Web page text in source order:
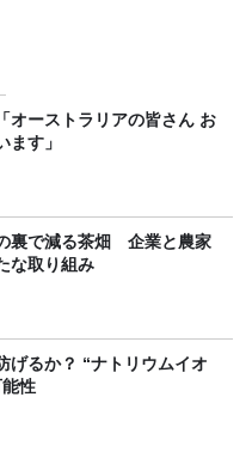
オーストラリアの皆さん お
ます」
裏で減る茶畑 企業と農家
な取り組み
げるか？ “ナトリウムイオ
性